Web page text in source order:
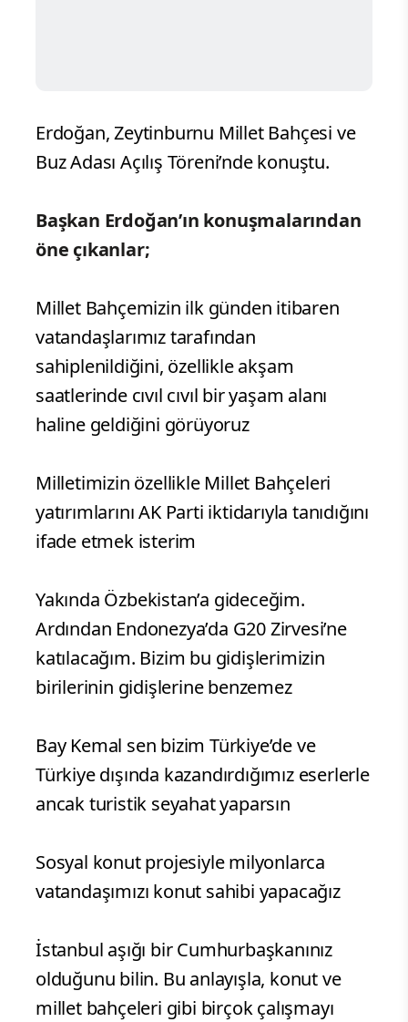
Erdoğan, Zeytinburnu Millet Bahçesi ve
Buz Adası Açılış Töreni’nde konuştu.
Başkan Erdoğan’ın konuşmalarından
öne çıkanlar;
Millet Bahçemizin ilk günden itibaren
vatandaşlarımız tarafından
sahiplenildiğini, özellikle akşam
saatlerinde cıvıl cıvıl bir yaşam alanı
haline geldiğini görüyoruz
Milletimizin özellikle Millet Bahçeleri
yatırımlarını AK Parti iktidarıyla tanıdığını
ifade etmek isterim
Yakında Özbekistan’a gideceğim.
Ardından Endonezya’da G20 Zirvesi’ne
katılacağım. Bizim bu gidişlerimizin
birilerinin gidişlerine benzemez
Bay Kemal sen bizim Türkiye’de ve
Türkiye dışında kazandırdığımız eserlerle
ancak turistik seyahat yaparsın
Sosyal konut projesiyle milyonlarca
vatandaşımızı konut sahibi yapacağız
İstanbul aşığı bir Cumhurbaşkanınız
olduğunu bilin. Bu anlayışla, konut ve
millet bahçeleri gibi birçok çalışmayı